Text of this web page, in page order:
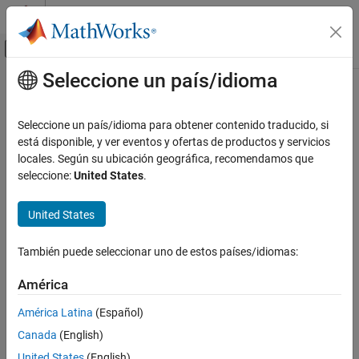
Saltar al contenido
Mostrar/ocultar menú de navegación
Inicio de Documentación
Scripts
Programación
Clases
Depurar y desarrollar clases
edit
Sintaxis
Descripción
Contenido principal
edit
Editar o crear archivos
contraer todo en la página
edit
edit file1 ... fileN
MATLAB®no guardaUntitled.m
ejemplo
Seleccione un país/idioma
Seleccione un país/idioma para obtener contenido traducido, si
está disponible, y ver eventos y ofertas de productos y servicios
locales. Según su ubicación geográfica, recomendamos que
seleccione:United States.
United States
También puede seleccionar uno de estos países/idiomas:
América
América Latina (Español)
Canada (English)